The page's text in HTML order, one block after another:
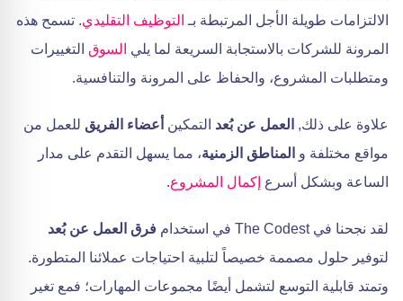
الالتزامات طويلة الأجل المرتبطة بـ التوظيف التقليدي. تسمح هذه
المرونة للشركات بالاستجابة السريعة لما يلي السوق التغييرات
ومتطلبات المشروع، والحفاظ على المرونة والتنافسية.
علاوة على ذلك, العمل عن بُعد التمكين أعضاء الفريق للعمل من
مواقع مختلفة و المناطق الزمنية، مما يسهل التقدم على مدار
الساعة وبشكل أسرع إكمال المشروع.
لقد نجحنا في The Codest في استخدام
فرق العمل عن بُعد
لتوفير حلول مصممة خصيصاً لتلبية احتياجات عملائنا المتطورة.
وتمتد قابلية التوسع لتشمل أيضًا مجموعات المهارات؛ فمع تغير